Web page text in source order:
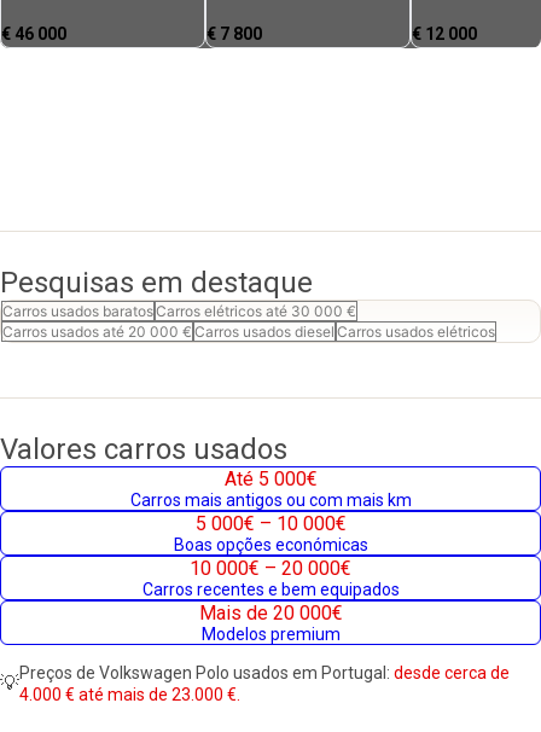
€ 46 000 € 7 800 € 12 000
Pesquisas em destaque
Carros usados baratosCarros elétricos até 30 000 €
Carros usados até 20 000 € Carros usados diesel Carros usados elétricos
Valores carros usados
Até 5 000€
Carros mais antigos ou com mais km
5 000€ – 10 000€
Boas opções económicas
10 000€ – 20 000€
Carros recentes e bem equipados
Mais de 20 000€
Modelos premium
💡Preços de Volkswagen Polo usados em Portugal: desde cerca de
4.000 € até mais de 23.000 €.